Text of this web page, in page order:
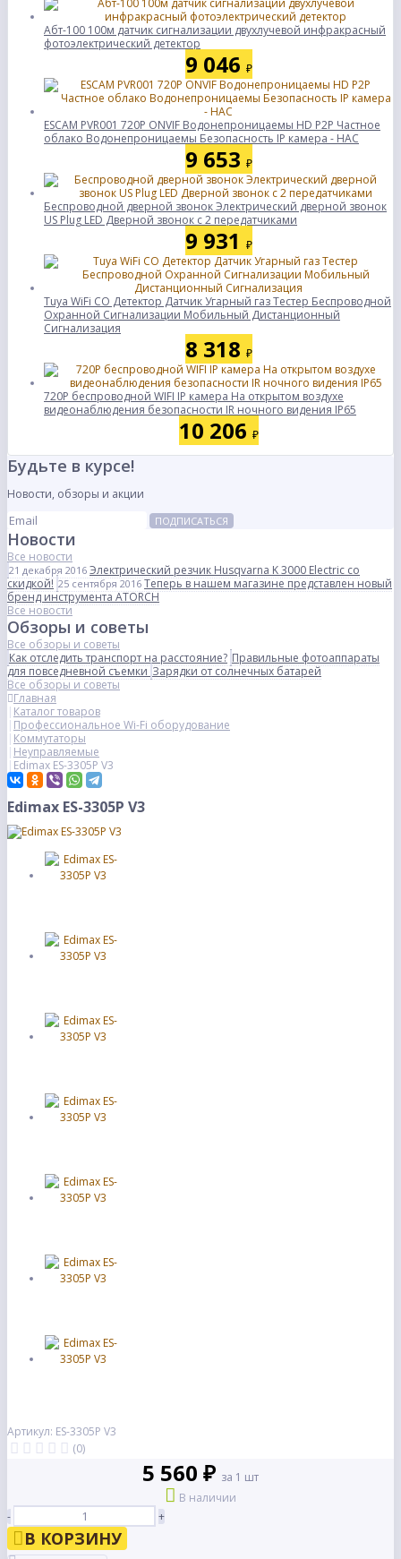
Абт-100 100м датчик сигнализации двухлучевой инфракрасный
фотоэлектрический детектор
9 046 ₽
ESCAM PVR001 720P ONVIF Водонепроницаемы HD P2P Частное
облако Водонепроницаемы Безопасность IP камера - НАС
9 653 ₽
Беспроводной дверной звонок Электрический дверной звонок
US Plug LED Дверной звонок с 2 передатчиками
9 931 ₽
Tuya WiFi CO Детектор Датчик Угарный газ Тестер Беспроводной
Охранной Сигнализации Мобильный Дистанционный
Сигнализация
8 318 ₽
720P беспроводной WIFI IP камера На открытом воздухе
видеонаблюдения безопасности IR ночного видения IP65
10 206 ₽
Будьте в курсе!
Новости, обзоры и акции
ПОДПИСАТЬСЯ
Новости
Все новости
21 декабря 2016 Электрический резчик Husqvarna K 3000 Electric со
скидкой! 25 сентября 2016 Теперь в нашем магазине представлен новый
бренд инструмента ATORCH
Все новости
Обзоры и советы
Все обзоры и советы
Как отследить транспорт на расстояние? Правильные фотоаппараты
для повседневной съемкиЗарядки от солнечных батарей
Все обзоры и советы
Главная
Каталог товаров
Профессиональное Wi-Fi оборудование
Коммутаторы
Неуправляемые
Edimax ES-3305P V3
Edimax ES-3305P V3
Артикул: ES-3305P V3
(0)
5 560 ₽ за 1 шт
В наличии
-
+
В КОРЗИНУ